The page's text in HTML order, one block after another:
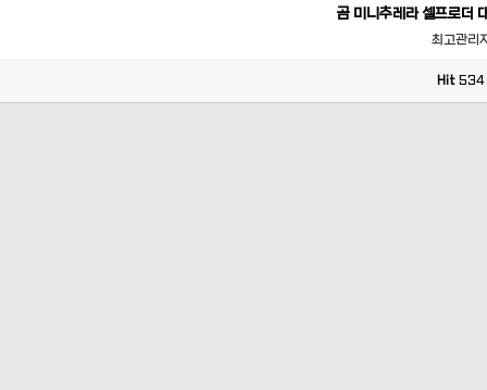
곰 미니추레라 셀프로더
최고관리
Hit 534